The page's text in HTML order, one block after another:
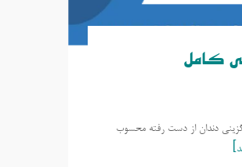
کامل
دندان از دست رفته محسوب